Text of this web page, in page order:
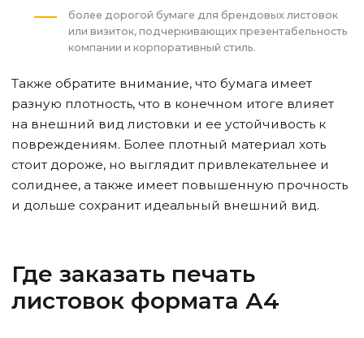
более дорогой бумаге для брендовых листовок
или визиток, подчеркивающих презентабельность
компании и корпоративный стиль.
Также обратите внимание, что бумага имеет
разную плотность, что в конечном итоге влияет
на внешний вид листовки и ее устойчивость к
повреждениям. Более плотный материал хоть
стоит дороже, но выглядит привлекательнее и
солиднее, а также имеет повышенную прочность
и дольше сохранит идеальный внешний вид.
Где заказать печать
листовок формата А4